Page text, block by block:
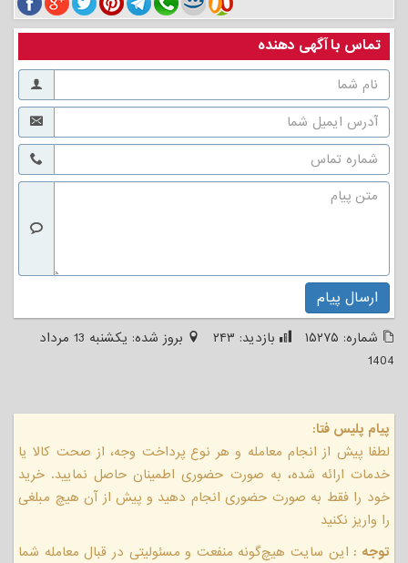
تماس با آگهی دهنده
ارسال پیام
شماره: ۱۵۲۷۵ بازدید: ۲۴۳ بروز شده:
يكشنبه 13 مرداد
1404
پیام پلیس فتا:
لطفا پیش از انجام معامله و هر نوع پرداخت وجه، از صحت کالا یا
خدمات ارائه شده، به صورت حضوری اطمینان حاصل نمایید. خرید
خود را فقط به صورت حضوری انجام دهید و پیش از آن هیچ مبلغی
را واریز نکنید
توجه : این سایت هیچ‌گونه منفعت و مسئولیتی در قبال معامله شما